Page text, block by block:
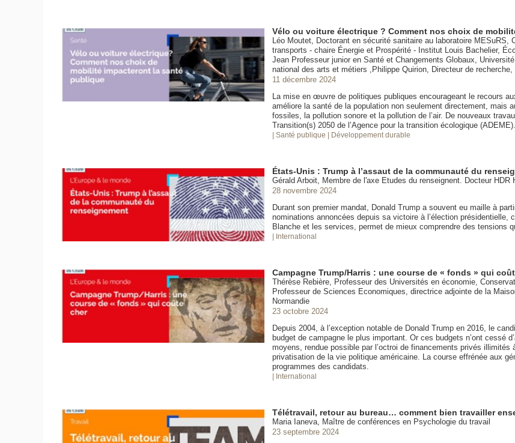
Vélo ou voiture électrique ? Comment nos choix de
Léo Moutet, Doctorant en sécurité sanitaire au laboratoire MESuRS,
transports - chaire Énergie et Prospérité - Institut Louis Bachelier,
Jean Professeur junior en Santé et Changements Globaux,
national des arts et métiers ,Philippe Quirion, Directeur de recherche,
11 décembre 2024
La mise en œuvre de politiques publiques encourageant le recours
améliore la santé de la population non seulement directement, mais
fossiles, la pollution sonore et la pollution de l’air. De nouveaux
Transition(s) 2050 de l’Agence pour la transition écologique (ADEME).
| Santé publique | Développement durable
États-Unis : Trump à l’assaut de la communauté du
Gérald Arboit, Membre de l'axe Etudes du renseignent. Docteur
28 novembre 2024
Durant son premier mandat, Donald Trump a souvent eu maille à
nominations annoncées depuis sa victoire à l’élection
Blanche et les services, permet de mieux comprendre des tensions
| International
Campagne Trump/Harris : une course de « fonds » qui
Thérèse Rebière, Professeur des Universités en économie,
Professeur de Sciences Economiques, directrice adjointe de la
Normandie
23 octobre 2024
Depuis 2004, à l’exception notable de Donald Trump en 2016, le
budget de campagne le plus important. Or ces budgets n’ont cessé
moyens, rendue possible par l’octroi de financements privés
privatisation de la vie politique américaine. La course effrénée aux
programmes des candidats.
| International
Télétravail, retour au bureau… comment bien travailler
Maria Ianeva, Maître de conférences en Psychologie du travail
23 septembre 2024